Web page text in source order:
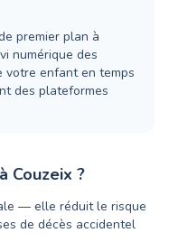
premier plan à
numérique des
votre enfant en temps
des plateformes
Couzeix ?
— elle réduit le risque
de décès accidentel